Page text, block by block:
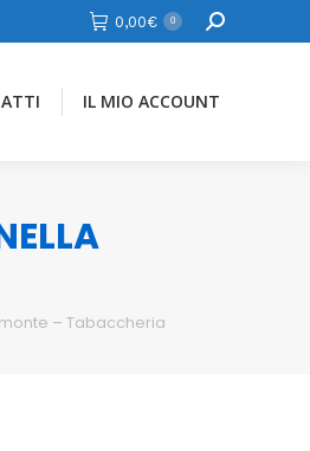
0,00€ 0 Cerca
IL MIO ACCOUNT
– Tabaccheria